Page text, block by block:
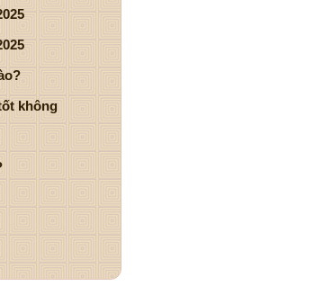
không